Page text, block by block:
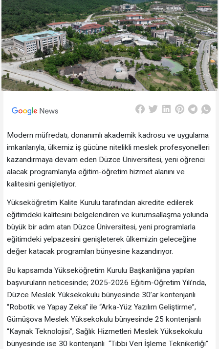
Modern müfredatı, donanımlı akademik kadrosu ve uygulama
imkanlarıyla, ülkemiz iş gücüne nitelikli meslek profesyonelleri
kazandırmaya devam eden Düzce Üniversitesi, yeni öğrenci
alacak programlarıyla eğitim-öğretim hizmet alanını ve
kalitesini genişletiyor.
Yükseköğretim Kalite Kurulu tarafından akredite edilerek
eğitimdeki kalitesini belgelendiren ve kurumsallaşma yolunda
büyük bir adım atan Düzce Üniversitesi, yeni programlarla
eğitimdeki yelpazesini genişleterek ülkemizin geleceğine
değer katacak programları bünyesine kazandırıyor.
Bu kapsamda Yükseköğretim Kurulu Başkanlığına yapılan
başvuruların neticesinde; 2025-2026 Eğitim-Öğretim Yılı’nda,
Düzce Meslek Yüksekokulu bünyesinde 30’ar kontenjanlı
“Robotik ve Yapay Zeka” ile “Arka-Yüz Yazılım Geliştirme”,
Gümüşova Meslek Yüksekokulu bünyesinde 25 kontenjanlı
“Kaynak Teknolojisi”, Sağlık Hizmetleri Meslek Yüksekokulu
bünyesinde ise 30 kontenjanlı “Tıbbi Veri İşleme Teknikerliği”